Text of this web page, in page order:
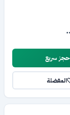
حجز سريع
المفضلة